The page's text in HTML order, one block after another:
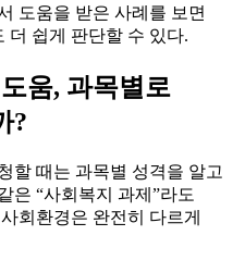
도움을 받은 사례를 보면
더 쉽게 판단할 수 있다.
움, 과목별로
?
할 때는 과목별 성격을 알고
은 “사회복지 과제”라도
회환경은 완전히 다르게